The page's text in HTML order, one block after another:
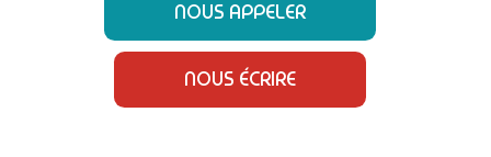
NOUS APPELER
NOUS ÉCRIRE